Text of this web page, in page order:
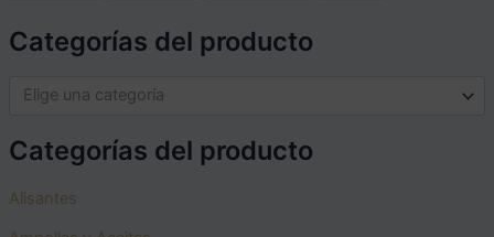
Categorías del producto
Elige una categoría
Categorías del producto
Alisantes